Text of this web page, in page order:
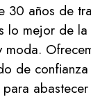
30 años de
lo mejor de
moda.
de
para